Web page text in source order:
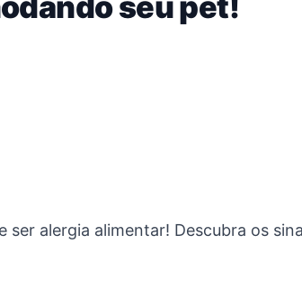
alergia alimentar! Descubra os